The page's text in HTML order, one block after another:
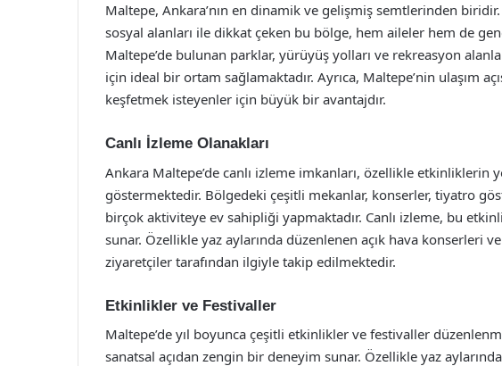
Maltepe, Ankara’nın en dinamik ve gelişmiş semtlerinden
sosyal alanları ile dikkat çeken bu bölge, hem aileler hem de
Maltepe’de bulunan parklar, yürüyüş yolları ve rekreasyon
için ideal bir ortam sağlamaktadır. Ayrıca, Maltepe’nin ulaşım
keşfetmek isteyenler için büyük bir avantajdır.
Canlı İzleme Olanakları
Ankara Maltepe’de canlı izleme imkanları, özellikle etkinliklerin
göstermektedir. Bölgedeki çeşitli mekanlar, konserler, tiyatro
birçok aktiviteye ev sahipliği yapmaktadır. Canlı izleme, bu
sunar. Özellikle yaz aylarında düzenlenen açık hava konserleri
ziyaretçiler tarafından ilgiyle takip edilmektedir.
Etkinlikler ve Festivaller
Maltepe’de yıl boyunca çeşitli etkinlikler ve festivaller
sanatsal açıdan zengin bir deneyim sunar. Özellikle yaz